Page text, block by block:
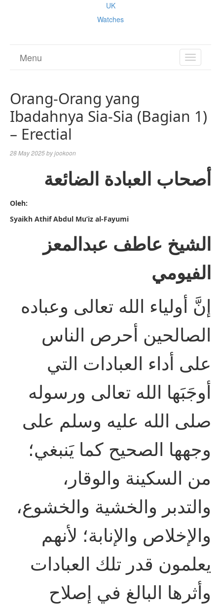
UK
Watches
TOGGLE
Menu
Orang-Orang yang
Ibadahnya Sia-Sia (Bagian 1)
– Erectial
28 May 2025byjookoon
أصحاب العبادة الضائعة
Oleh:
Syaikh Athif Abdul Mu’iz al-Fayumi
الشيخ عاطف عبدالمعز
الفيومي
إنَّ أولياء الله تعالى وعباده
الصالحين أحرص الناس
على أداء العبادات التي
أوجَبَها الله تعالى ورسوله
صلى الله عليه وسلم على
وجهها الصحيح كما يَنبغي؛
من السكينة والوقار،
والتدبر والخشية والخشوع،
والإخلاص والإنابة؛ لأنهم
يعلمون قدر تلك العبادات
وأثرها البالغ في إصلاح